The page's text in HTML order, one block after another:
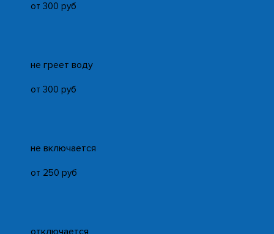
от 300 руб
не греет воду
от 300 руб
не включается
от 250 руб
отключается